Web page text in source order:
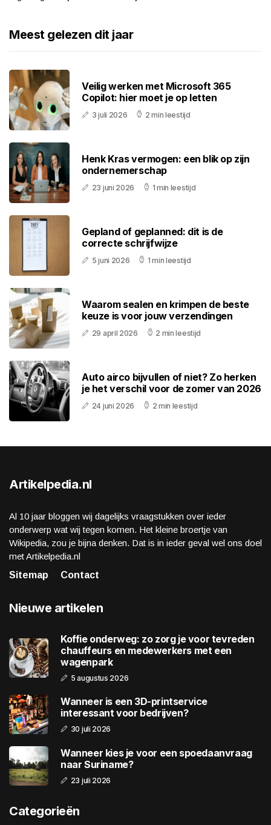
Meest gelezen dit jaar
Veilig werken met Microsoft 365
Copilot: hier moet je op letten
3 juli 2026 2 min leestijd
Henk Kras vermogen: een blik op zijn
ondernemerschap
23 juni 2026 1 min leestijd
Gepland of geplanned: dit is de
correcte schrijfwijze
5 juni 2026 1 min leestijd
Waarom sealen en krimpen de beste
keuze is voor jouw verzendingen
29 april 2026 2 min leestijd
Auto airco bijvullen of niet? Zo herken
je het verschil voor de zomer van 2026
24 juni 2026 2 min leestijd
Artikelpedia.nl
Al 10 jaar bloggen wij dagelijks vraagstukken over ieder
onderwerp wat wij tegen komen. Het kleine broertje van
Wikipedia, zou je bijna denken. Dat is in ieder geval wel ons doel
met Artikelpedia.nl
Sitemap
Contact
Nieuwe artikelen
Koffie onderweg: zo zorg je voor tevreden
chauffeurs en medewerkers met een
wagenpark
5 augustus 2026
Wanneer is een 3D-printservice
interessant voor bedrijven?
30 juli 2026
Wanneer kies je voor een spoedaanvraag
naar Suriname?
23 juli 2026
Categorieën